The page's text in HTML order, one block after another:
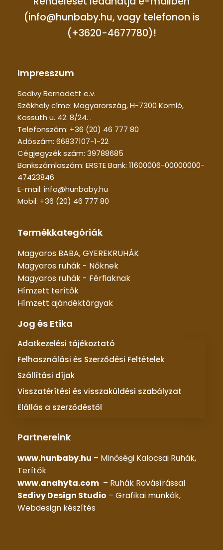
(info@hunbaby.hu, vagy telefonon is
(+3620-4677780)!
Impresszum
Sedivy Bernadett e.v.
Székhely címe: Magyarország, H-7300 Komló,
Kossuth u. 42. 8/24. .
Telefonszám: +36 (20) 46 777 80
Adószám: 66837107-1-22
Cégjegyzék szám: 39788685
Bankszámlaszám: ERSTE Bank: 11600006-00000000-
47423846
E-mail: info@hunbaby.hu
Mobil: +36 (20) 46 777 80
Termékkategóriák
Magyaros BABA, GYEREKRUHÁK
Magyaros ruhák - Nőknek
Magyaros ruhák - Férfiaknak
Hímzett terítők
Hímzett ajándéktárgyak
Jog és Etika
Adatkezelési tájékoztató
Felhasználási és Szerződési Feltételek
Szállítási díjak
Visszatérítési és visszaküldési szabályzat
Elállás a szerződéstől
Partnereink
www.hunbaby.hu – Minőségi Kalocsai Ruhák,
Terítők
www.anahyta.com – Ruhák Rovásírással
Sedivy Design Studio – Grafikai munkák,
Webdesign készítés